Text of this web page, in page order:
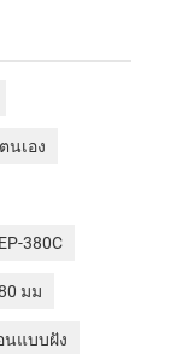
นเอง
380C
มม
นแบบฝัง